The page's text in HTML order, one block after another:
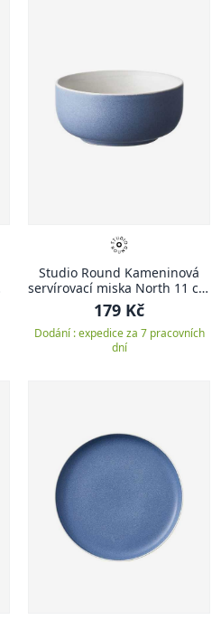
Studio Round Kameninová
servírovací miska North 11 cm
Matte River/White
179 Kč
Dodání : expedice za 7 pracovních
dní